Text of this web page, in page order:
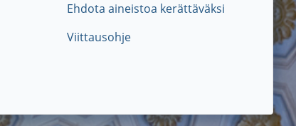
Ehdota aineistoa kerättäväksi
Viittausohje